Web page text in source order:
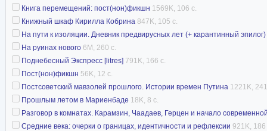
Книга перемещений: пост(нон)фикшн 1569K, 106 с.
Книжный шкаф Кирилла Кобрина 847K, 105 с.
На пути к изоляции. Дневник предвирусных лет (+ карантинный эпилог)
На руинах нового 6M, 260 с.
Поднебесный Экспресс [litres] 791K, 166 с.
Пост(нон)фикшн 56K, 12 с.
Постсоветский мавзолей прошлого. Истории времен Путина 1221K,
Прошлым летом в Мариенбаде 18K, 8 с.
Разговор в комнатах. Карамзин, Чаадаев, Герцен и начало
Средние века: очерки о границах, идентичности и рефлексии 921K, 186